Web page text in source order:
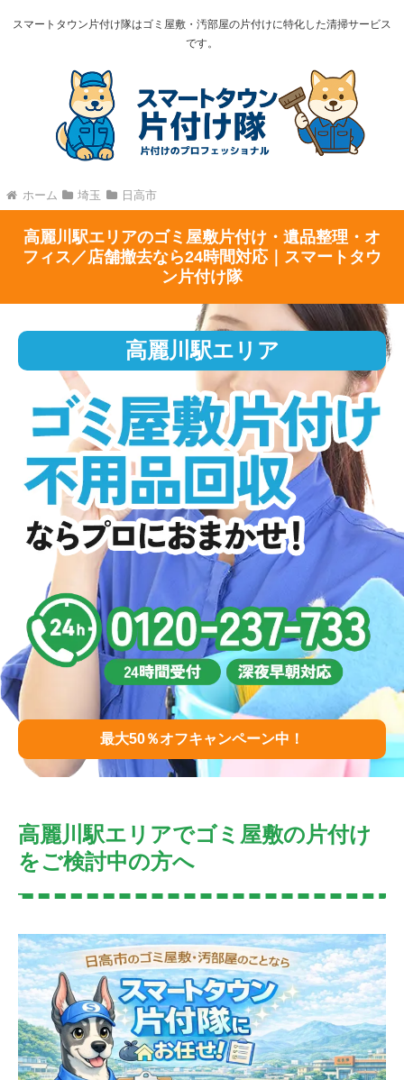
スマートタウン片付け隊はゴミ屋敷・汚部屋の片付けに特化した清掃サービス
です。
ホーム 埼玉 日高市
高麗川駅エリアのゴミ屋敷片付け・遺品整理・オ
フィス／店舗撤去なら24時間対応｜スマートタウ
ン片付け隊
高麗川駅エリア
最大50％オフキャンペーン中！
高麗川駅エリアでゴミ屋敷の片付け
をご検討中の方へ